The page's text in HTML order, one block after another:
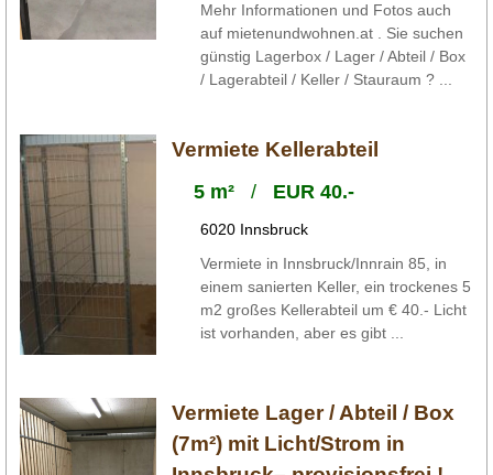
Mehr Informationen und Fotos auch
auf mietenundwohnen.at . Sie suchen
günstig Lagerbox / Lager / Abteil / Box
/ Lagerabteil / Keller / Stauraum ? ...
Vermiete Kellerabteil
5 m²/ EUR 40.-
6020 Innsbruck
Vermiete in Innsbruck/Innrain 85, in
einem sanierten Keller, ein trockenes 5
m2 großes Kellerabteil um € 40.- Licht
ist vorhanden, aber es gibt ...
Vermiete Lager / Abteil / Box
(7m²) mit Licht/Strom in